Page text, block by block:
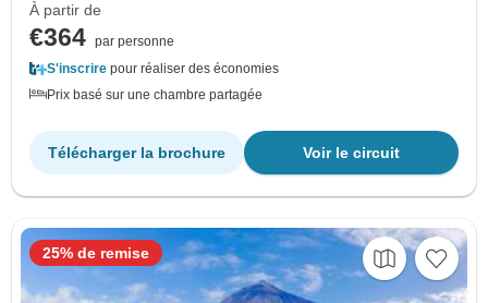
À partir de
€364 par personne
S'inscrire pour réaliser des économies
Prix basé sur une chambre partagée
Voir le circuit
Télécharger la brochure
25% de remise